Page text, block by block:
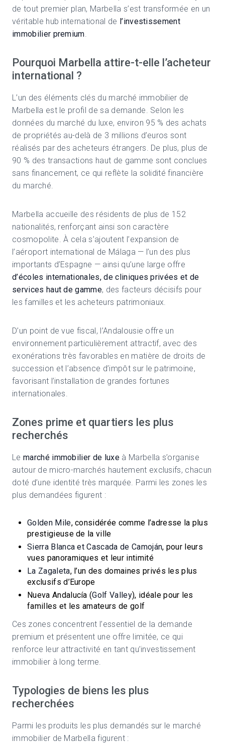
de tout premier plan, Marbella s’est transformée en un
véritable hub international de l’investissement
immobilier premium.
Pourquoi Marbella attire-t-elle l’acheteur
international ?
L’un des éléments clés du marché immobilier de
Marbella est le profil de sa demande. Selon les
données du marché du luxe, environ 95 % des achats
de propriétés au-delà de 3 millions d’euros sont
réalisés par des acheteurs étrangers. De plus, plus de
90 % des transactions haut de gamme sont conclues
sans financement, ce qui reflète la solidité financière
du marché.
Marbella accueille des résidents de plus de 152
nationalités, renforçant ainsi son caractère
cosmopolite. À cela s’ajoutent l’expansion de
l’aéroport international de Málaga — l’un des plus
importants d’Espagne — ainsi qu’une large offre
d’écoles internationales, de cliniques privées et de
services haut de gamme, des facteurs décisifs pour
les familles et les acheteurs patrimoniaux.
D’un point de vue fiscal, l’Andalousie offre un
environnement particulièrement attractif, avec des
exonérations très favorables en matière de droits de
succession et l’absence d’impôt sur le patrimoine,
favorisant l’installation de grandes fortunes
internationales.
Zones prime et quartiers les plus
recherchés
Le marché immobilier de luxeà Marbella s’organise
autour de micro-marchés hautement exclusifs, chacun
doté d’une identité très marquée. Parmi les zones les
plus demandées figurent :
Golden Mile, considérée comme l’adresse la plus
prestigieuse de la ville
Sierra Blanca et Cascada de Camoján, pour leurs
vues panoramiques et leur intimité
La Zagaleta, l’un des domaines privés les plus
exclusifs d’Europe
Nueva Andalucía (Golf Valley), idéale pour les
familles et les amateurs de golf
Ces zones concentrent l’essentiel de la demande
premium et présentent une offre limitée, ce qui
renforce leur attractivité en tant qu’investissement
immobilier à long terme.
Typologies de biens les plus
recherchées
Parmi les produits les plus demandés sur le marché
immobilier de Marbella figurent :